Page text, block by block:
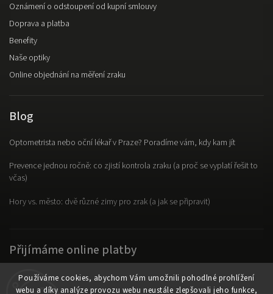
Používáme cookies, abychom Vám umožnili pohodlné prohlížení
webu a díky analýze provozu webu neustále zlepšovali jeho funkce,
Oznámení o odstoupení od kupní smlouvy
Doprava a platba
Benefity
Naše optiky
Online objednání na měření zraku
Blog
Optometrista nebo oční lékař v Praze? Poradíme vám, kdy kam jít
Prevence jednou ročně: co zjistí kontrola zraku (a proč se vyplatí řešit to
včas)
Hory vs. město: dvě různé zimy pro zrak (a jak se připravit)
Přijímáme online platby